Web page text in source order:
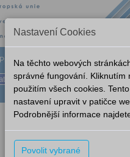
Provozování dráhy Odkazy
Novinky
Nastavení Cookies
Na těchto webových
správné fungování. Kliknutím
použitím všech cookies.
nastavení upravit v patičce
Podrobnější informace
Povolit vybrané